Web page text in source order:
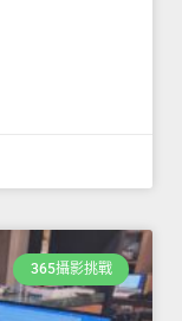
365攝影挑戰